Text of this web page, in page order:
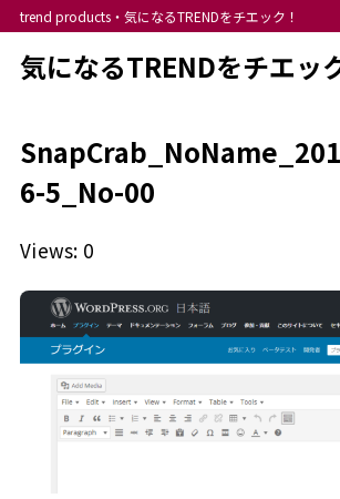
trend products・気になるTRENDをチエック！
気になるTRENDをチエッ
6-5_No-00
Views: 0